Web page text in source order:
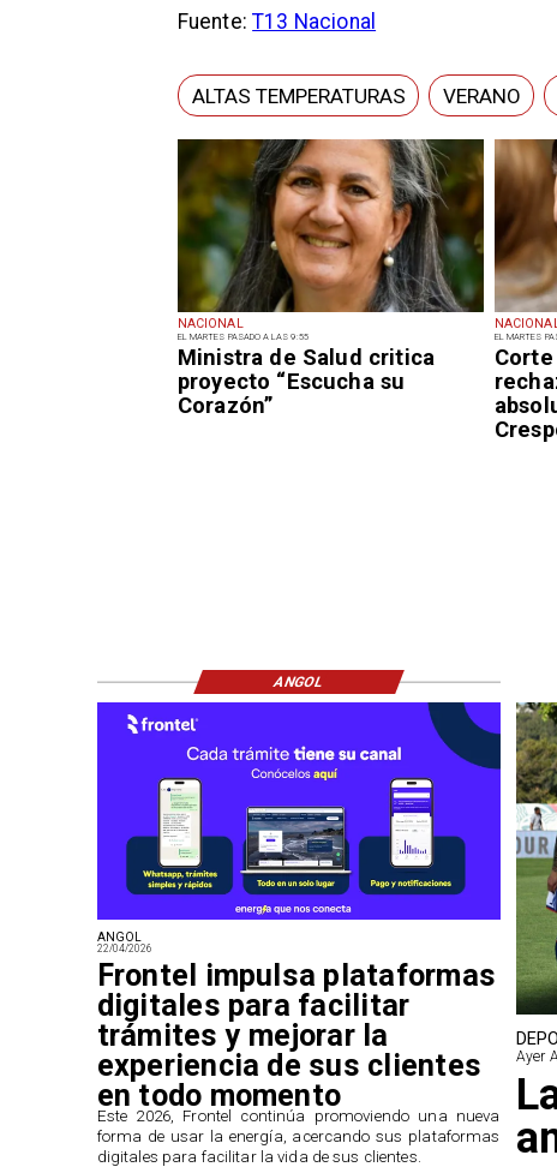
NACIONAL
EL MARTES PASADO A LAS 9:55
Ministra de Salud critica
proyecto “Escucha su
Corazón”
EL MARTES
Fuente:T13 Nacional
ALTAS TEMPERATURAS VERANO
ANGOL
22/04/2026
Frontel impulsa plataformas
digitales para facilitar
trámites y mejorar la
experiencia de sus clientes
en todo momento
​Este 2026, Frontel continúa promoviendo una nueva
forma de usar la energía, acercando sus plataformas
digitales para facilitar la vida de sus clientes.
Ayer
ANGOL